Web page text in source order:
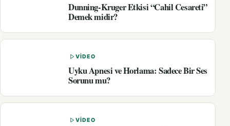
Dunning-Kruger Etkisi “Cahil Cesareti”
Demek midir?
VIDEO
Uyku Apnesi ve Horlama: Sadece Bir Ses
Sorunu mu?
VIDEO